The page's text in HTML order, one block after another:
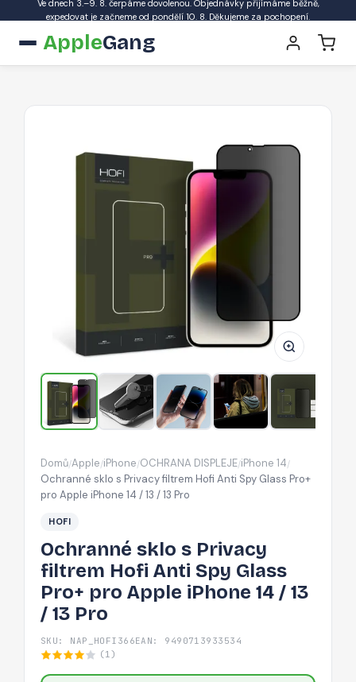
Ve dnech 3.–9. 8. čerpáme dovolenou. Objednávky přijímáme běžně,
expedovat je začneme od pondělí 10. 8. Děkujeme za pochopení.
AppleGang
Ochranné
sklo
Privacy
filtrem
Anti
Spy
Glass
Pro+
Apple
iPhone
13
/
13
Domů/Apple/iPhone/OCHRANA DISPLEJE/iPhone 14/
Ochranné sklo s Privacy filtrem Hofi Anti Spy Glass Pro+
pro Apple iPhone 14 / 13 / 13 Pro
HOFI
Ochranné sklo s Privacy
filtrem Hofi Anti Spy Glass
Pro+ pro Apple iPhone 14 / 13
/ 13 Pro
SKU: NAP_HOFI366EAN: 9490713933534
(1)